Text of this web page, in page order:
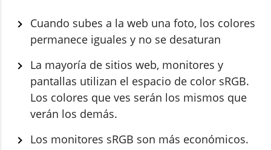
Cuando subes a la web una foto, los colores
permanece iguales y no se desaturan
La mayoría de sitios web, monitores y
pantallas utilizan el espacio de color sRGB.
Los colores que ves serán los mismos que
verán los demás.
Los monitores sRGB son más económicos.